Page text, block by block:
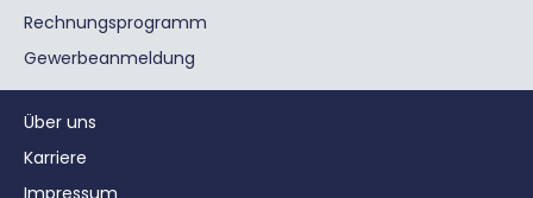
Rechnungsprogramm
Gewerbeanmeldung
Über uns
Karriere
Impressum